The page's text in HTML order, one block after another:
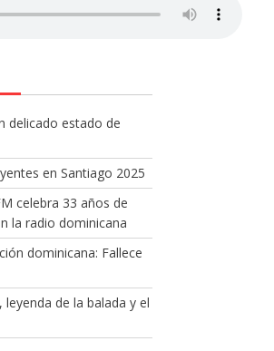
delicado estado de
en Santiago 2025
celebra 33 años de
la radio dominicana
dominicana: Fallece
leyenda de la balada y el